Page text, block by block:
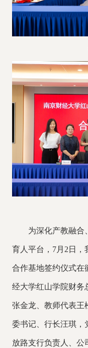
为深化产教融合
育人平台， 7月2日，
合作基地签约仪式在
经大学红山学院财务
张金龙 教师代表王
委书记、行长汪琪，
放路支行负责人、公